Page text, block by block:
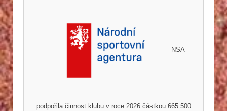
NSA
podpořila činnost klubu v roce 2026 částkou 665 500